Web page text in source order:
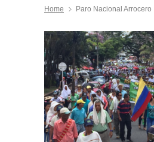
Home Paro Nacional Arrocero